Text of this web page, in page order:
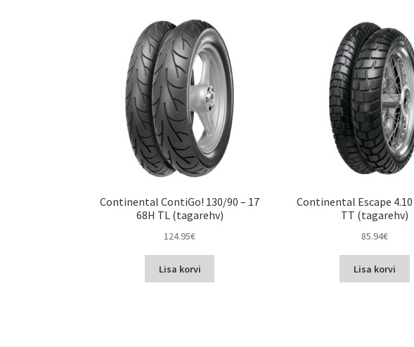
Continental ContiGo! 130/90 – 17
68H TL (tagarehv)
124.95€
Lisa korvi
Continental Escape 4.10
TT (tagarehv)
85.94€
Lisa korvi